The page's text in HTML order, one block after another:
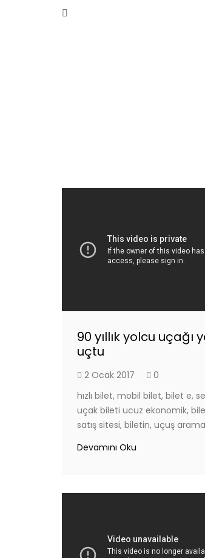
90 yıllık yolcu uçağı
uçtu
2 Ocak 2017
0
hızlı bilet, mobil bilet, bilet e,
uçak bileti ucuz ekonomik,
satış sitesi, biletin, uçuş
Devamını Oku